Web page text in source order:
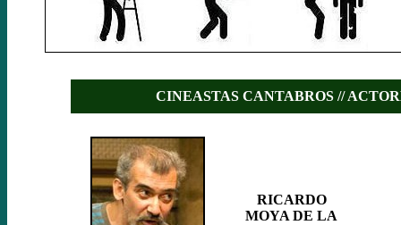
CINEASTAS CANTABROS //
RICARDO
MOYA DE LA